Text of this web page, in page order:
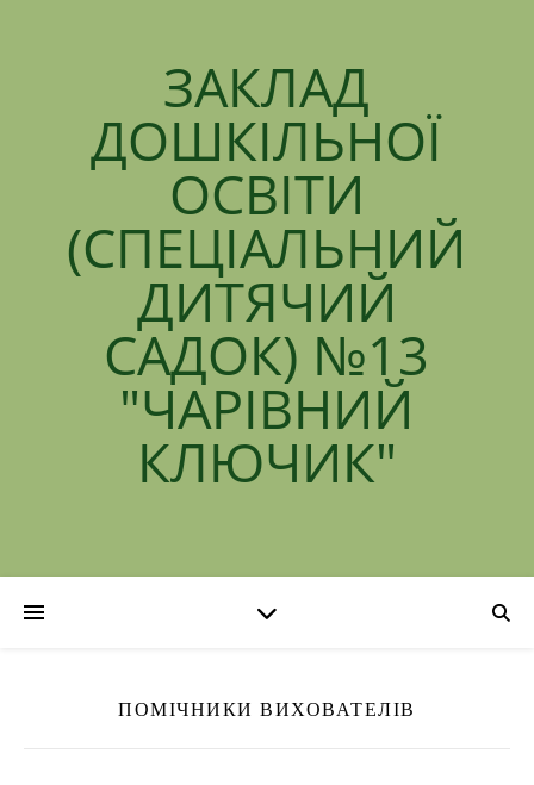
ЗАКЛАД
ДОШКІЛЬНОЇ
ОСВІТИ
(СПЕЦІАЛЬНИЙ
ДИТЯЧИЙ
САДОК) №13
"ЧАРІВНИЙ
КЛЮЧИК"
ПОМІЧНИКИ ВИХОВАТЕЛІВ